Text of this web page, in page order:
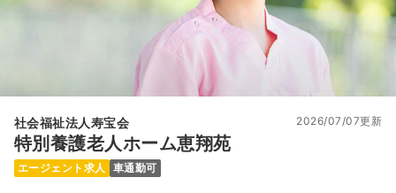
社会福祉法人寿宝会
特別養護老人ホーム恵翔苑
2026/07/07更新
エージェント求人 車通勤可